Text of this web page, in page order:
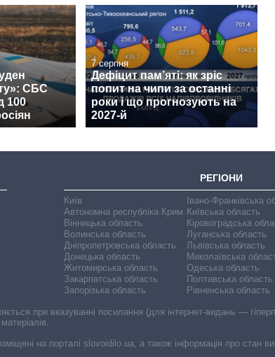
СБС
100
7 серпня
Дефіцит пам’яті: як зріс
попит на чипи за останні
роки і що прогнозують на
2027-й
РЕГІОНИ
Київ
Автономна республіка Крим
Вінницька область
Волинська область
Дніпропетровська область
Донецька область
Житомирська область
Закарпатська область
Запорізька область
Івано-Франківська
Київська область
Кіровоградська
Луганська область
Львівська область
Миколаївська
Одеська область
Полтавська область
Рівненська область
при вказуванні посилання (для інтернет-видань —
на порталі slovoidilo.ua, а також інформація про стан